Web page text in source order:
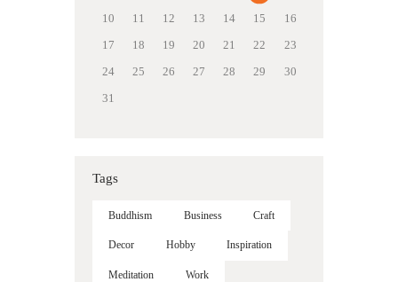
10
11 12 13 14 15
16
17
18 19 20 21 22
23
24
25 26 27 28 29
30
31
Tags
Buddhism Business Craft
Decor Hobby Inspiration
Meditation Work